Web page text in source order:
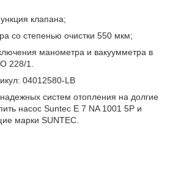
клапана;
со степенью очистки 550 мкм;
манометра и вакуумметра в
228/1.
04012580-LB
систем отопления на долгие
насос Suntec E 7 NA 1001 5P и
марки SUNTEC.